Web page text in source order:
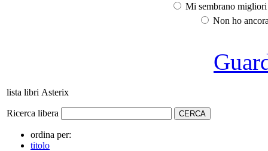
Mi sembrano
Non ho
lista libri Asterix
Ricerca libera
ordina per:
titolo